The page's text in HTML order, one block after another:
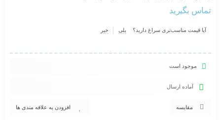
تماس بگیرید
آیا قیمت مناسب‌تری سراغ دارید؟ بلی خیر
موجود است
آماده ارسال
مقایسه افزودن به علاقه مندی ها